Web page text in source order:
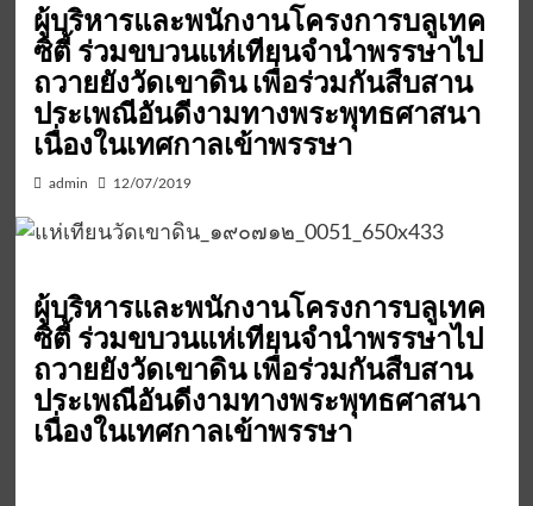
ผู้บริหารและพนักงานโครงการบลูเทค
ซิตี้ ร่วมขบวนแห่เทียนจำนำพรรษาไป
ถวายยังวัดเขาดิน เพื่อร่วมกันสืบสาน
ประเพณีอันดีงามทางพระพุทธศาสนา
เนื่องในเทศกาลเข้าพรรษา
admin 12/07/2019
ผู้บริหารและพนักงานโครงการบลูเทค
ซิตี้ ร่วมขบวนแห่เทียนจำนำพรรษาไป
ถวายยังวัดเขาดิน เพื่อร่วมกันสืบสาน
ประเพณีอันดีงามทางพระพุทธศาสนา
เนื่องในเทศกาลเข้าพรรษา